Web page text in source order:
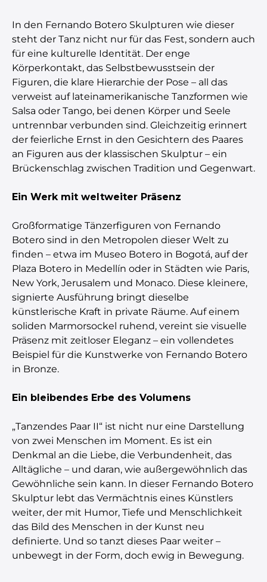
In den Fernando Botero Skulpturen wie dieser
steht der Tanz nicht nur für das Fest, sondern auch
für eine kulturelle Identität. Der enge
Körperkontakt, das Selbstbewusstsein der
Figuren, die klare Hierarchie der Pose – all das
verweist auf lateinamerikanische Tanzformen wie
Salsa oder Tango, bei denen Körper und Seele
untrennbar verbunden sind. Gleichzeitig erinnert
der feierliche Ernst in den Gesichtern des Paares
an Figuren aus der klassischen Skulptur – ein
Brückenschlag zwischen Tradition und Gegenwart.
Ein Werk mit weltweiter Präsenz
Großformatige Tänzerfiguren von Fernando
Botero sind in den Metropolen dieser Welt zu
finden – etwa im Museo Botero in Bogotá, auf der
Plaza Botero in Medellín oder in Städten wie Paris,
New York, Jerusalem und Monaco. Diese kleinere,
signierte Ausführung bringt dieselbe
künstlerische Kraft in private Räume. Auf einem
soliden Marmorsockel ruhend, vereint sie visuelle
Präsenz mit zeitloser Eleganz – ein vollendetes
Beispiel für die Kunstwerke von Fernando Botero
in Bronze.
Ein bleibendes Erbe des Volumens
„Tanzendes Paar II“ ist nicht nur eine Darstellung
von zwei Menschen im Moment. Es ist ein
Denkmal an die Liebe, die Verbundenheit, das
Alltägliche – und daran, wie außergewöhnlich das
Gewöhnliche sein kann. In dieser Fernando Botero
Skulptur lebt das Vermächtnis eines Künstlers
weiter, der mit Humor, Tiefe und Menschlichkeit
das Bild des Menschen in der Kunst neu
definierte. Und so tanzt dieses Paar weiter –
unbewegt in der Form, doch ewig in Bewegung.